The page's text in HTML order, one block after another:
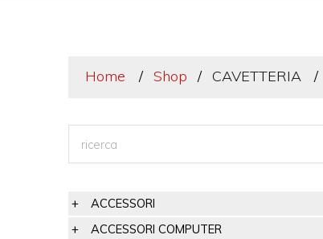
Home Shop CAVETTERIA
ACCESSORI
ACCESSORI COMPUTER